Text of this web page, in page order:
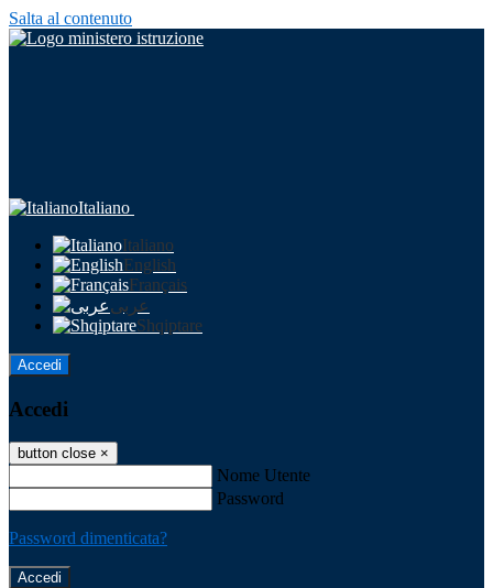
Salta al contenuto
Italiano
Italiano
English
Français
عربى
Shqiptare
Accedi
Accedi
button close ×
Nome Utente
Password
Password dimenticata?